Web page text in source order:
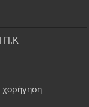
Π.Κ
χορήγηση